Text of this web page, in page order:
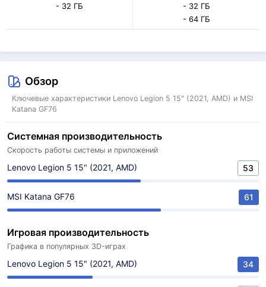
- 32 ГБ
- 32 ГБ
- 64 ГБ
Обзор
Ключевые характеристики Lenovo Legion 5 15" (2021, AMD) и MSI
Katana GF76
Системная производительность
Скорость работы системы и приложений
Lenovo Legion 5 15" (2021, AMD) 53
MSI Katana GF76 61
Игровая производительность
Графика в популярных 3D-играх
Lenovo Legion 5 15" (2021, AMD) 34